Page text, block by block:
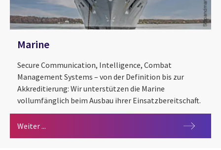
Marine
Secure Communication, Intelligence, Combat
Management Systems – von der Definition bis zur
Akkreditierung: Wir unterstützen die Marine
vollumfänglich beim Ausbau ihrer Einsatzbereitschaft.
Weiter ...